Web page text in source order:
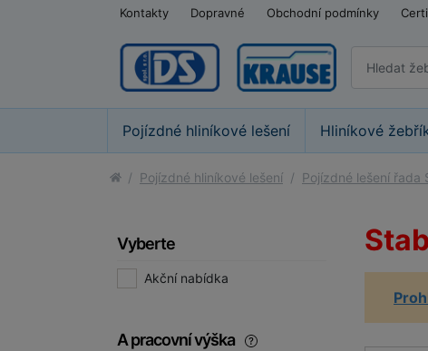
Kontakty Dopravné Obchodní podmínky
Pojízdné hliníkové lešení Hliníkové
Pojízdné hliníkové lešení Pojízdné lešení řada
Vyberte
Akční nabídka
A pracovní výška